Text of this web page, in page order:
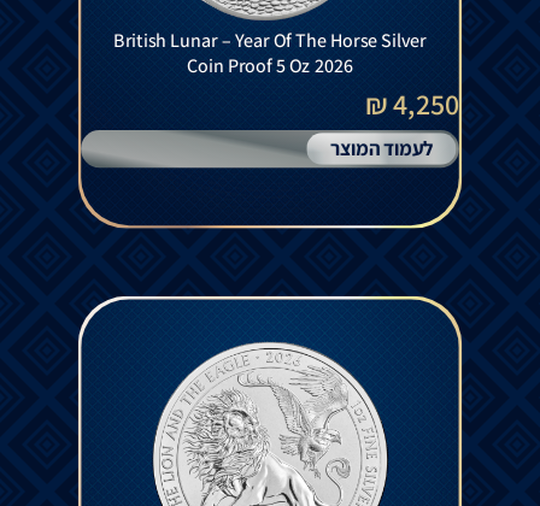
British Lunar – Year Of The Horse Silver
Coin Proof 5 Oz 2026
4,250 ₪
לעמוד המוצר